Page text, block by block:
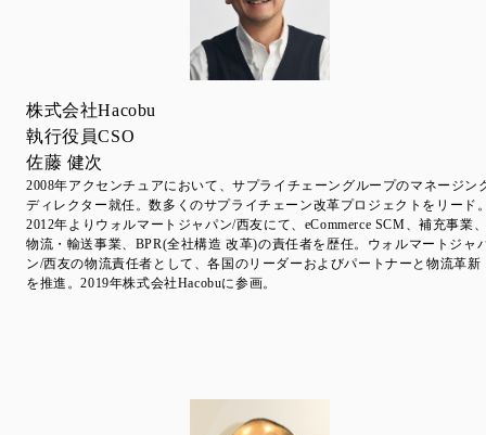
株式会社Hacobu
執行役員CSO
佐藤 健次
2008年アクセンチュアにおいて、サプライチェーングループのマネージン
ディレクター就任。数多くのサプライチェーン改革プロジェクトをリード
2012年よりウォルマートジャパン/⻄友にて、eCommerce SCM、補充事業
物流・輸送事業、BPR(全社構造 改革)の責任者を歴任。ウォルマートジャ
ン/⻄友の物流責任者として、各国のリーダーおよびパートナーと物流革新
を推進。2019年株式会社Hacobuに参画。